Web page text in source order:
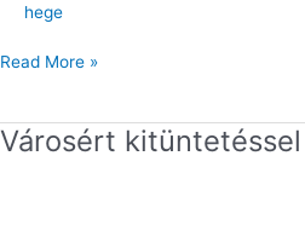
hege
Read More »
Városért
Városért